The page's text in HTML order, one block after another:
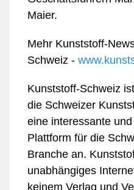
Maier.
Mehr Kunststoff-
Schweiz -
Kunststoff-Schweiz
die Schweizer
eine interessante
Plattform für die
Branche an.
unabhängiges
keinem Verlag und